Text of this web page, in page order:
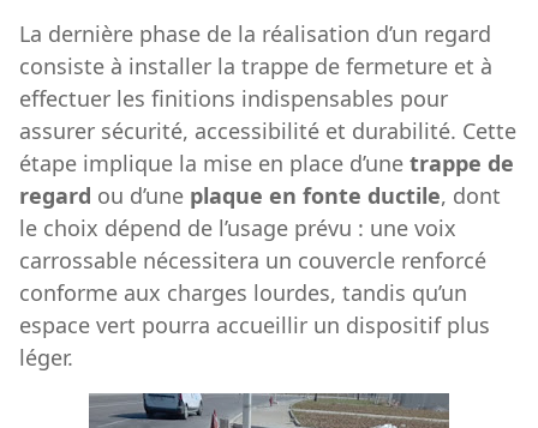
La dernière phase de la réalisation d’un regard
consiste à installer la trappe de fermeture et à
effectuer les finitions indispensables pour
assurer sécurité, accessibilité et durabilité. Cette
étape implique la mise en place d’une trappe de
regard ou d’une plaque en fonte ductile, dont
le choix dépend de l’usage prévu : une voix
carrossable nécessitera un couvercle renforcé
conforme aux charges lourdes, tandis qu’un
espace vert pourra accueillir un dispositif plus
léger.